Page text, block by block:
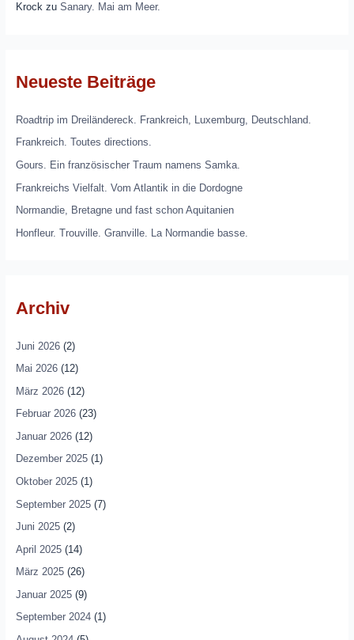
Krockzu Sanary. Mai am Meer.
Neueste Beiträge
Roadtrip im Dreiländereck. Frankreich, Luxemburg, Deutschland.
Frankreich. Toutes directions.
Gours. Ein französischer Traum namens Samka.
Frankreichs Vielfalt. Vom Atlantik in die Dordogne
Normandie, Bretagne und fast schon Aquitanien
Honfleur. Trouville. Granville. La Normandie basse.
Archiv
Juni 2026(2)
Mai 2026(12)
März 2026(12)
Februar 2026(23)
Januar 2026(12)
Dezember 2025(1)
Oktober 2025(1)
September 2025(7)
Juni 2025(2)
April 2025(14)
März 2025(26)
Januar 2025(9)
September 2024(1)